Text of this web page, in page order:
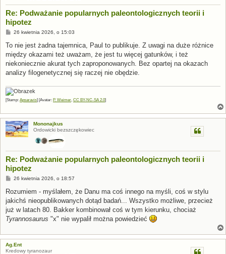
Re: Podważanie popularnych paleontologicznych teorii i
hipotez
P
s
26 kwietnia 2026, o 15:03
To nie jest żadna tajemnica, Paul to publikuje. Z uwagi na duże różnice
między okazami też uważam, że jest tu więcej gatunków, i też
niekoniecznie akurat tych zaproponowanych. Bez opartej na okazach
analizy filogenetycznej się raczej nie obędzie.
[Stamp: Apsaravis] [Avatar: P. Weimer, CC BY-NC-SA 2.0]
Mononajkus
Ordowicki bezszczękowiec
Re: Podważanie popularnych paleontologicznych teorii i
hipotez
P
s
26 kwietnia 2026, o 18:57
Rozumiem - myślałem, że Danu ma coś innego na myśli, coś w stylu
jakichś nieopublikowanych dotąd badań... Wszystko możliwe, przecież
już w latach 80. Bakker kombinował coś w tym kierunku, chociaż
Tyrannosaurus "x" nie wypalił można powiedzieć
Ag.Ent
Kredowy tyranozaur